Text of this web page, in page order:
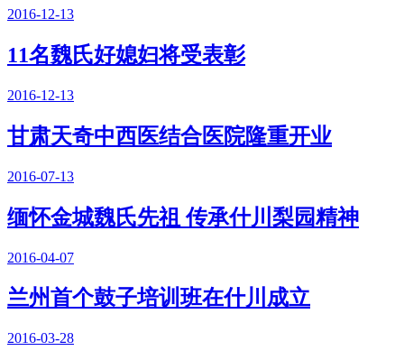
2016-12-13
11名魏氏好媳妇将受表彰
2016-12-13
甘肃天奇中西医结合医院隆重开业
2016-07-13
缅怀金城魏氏先祖 传承什川梨园精神
2016-04-07
兰州首个鼓子培训班在什川成立
2016-03-28